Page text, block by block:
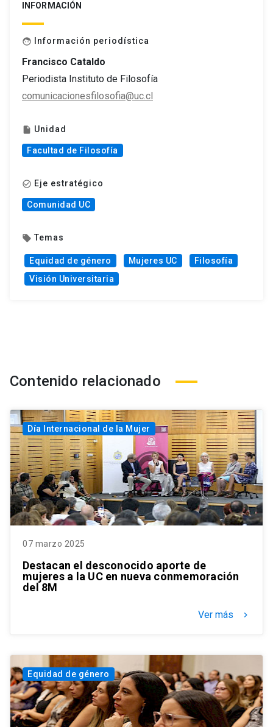
INFORMACIÓN
face Información periodística
Francisco Cataldo
Periodista Instituto de Filosofía
comunicacionesfilosofia@uc.cl
insert_drive_file Unidad
Facultad de Filosofía
check_circle_outline Eje estratégico
Comunidad UC
local_offer Temas
Equidad de género Mujeres UC
Filosofía
Visión Universitaria
Contenido relacionado
Día Internacional de la Mujer
07 marzo 2025
Destacan el desconocido aporte de
mujeres a la UC en nueva conmemoración
del 8M
Ver más keyboard_arrow_right
Equidad de género